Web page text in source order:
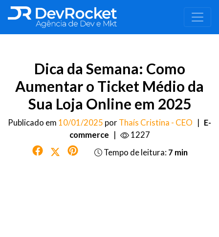
Dica da Semana: Como
Aumentar o Ticket Médio da
Sua Loja Online em 2025
Publicado em 10/01/2025 porThaís Cristina - CEO | E-
commerce |
1227
Tempo de leitura: 7 min